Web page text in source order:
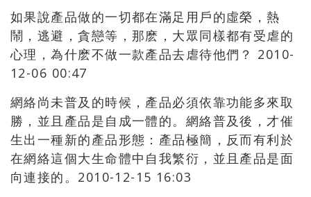
如果說產品做的一切都在滿足用戶的虛榮，熱
鬧，逃避，貪戀等，那麽，大眾同樣都有受虐的
心理，為什麽不做一款產品去虐待他們？ 2010-
12-06 00:47
網絡尚未普及的時候，產品必須依靠功能多來取
勝，並且產品是自成一體的。網絡普及後，才催
生出一種新的產品形態：產品極簡，反而有利於
在網絡這個大生命體中自我繁衍，並且產品是面
向連接的。2010-12-15 16:03